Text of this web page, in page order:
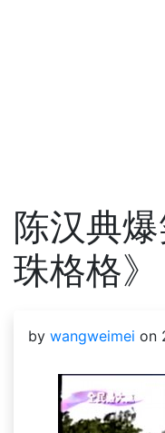
陈汉典
珠格格》
by wangweimei on